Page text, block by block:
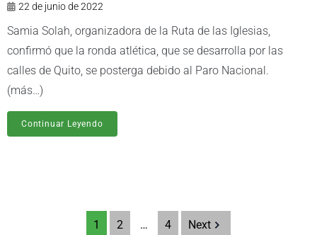
22 de junio de 2022
Samia Solah, organizadora de la Ruta de las Iglesias,
confirmó que la ronda atlética, que se desarrolla por las
calles de Quito, se posterga debido al Paro Nacional.
(más…)
Continuar Leyendo
1 2 … 4 Next